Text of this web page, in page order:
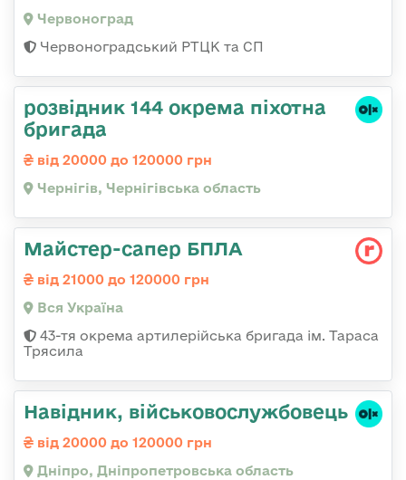
Червоноград
Червоноградський РТЦК та СП
розвідник 144 окрема піхотна
бригада
від 20000 до 120000 грн
Чернігів, Чернігівська область
Майстер-сапер БПЛА
від 21000 до 120000 грн
Вся Україна
43-тя окрема артилерійська бригада ім. Тараса
Трясила
Навідник, військовослужбовець
від 20000 до 120000 грн
Дніпро, Дніпропетровська область